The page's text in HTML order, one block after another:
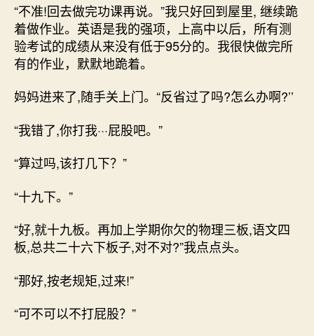
“不准!回去做完功课再说。”我只好回到屋里, 继续跪
着做作业。英语是我的强项，上高中以后，所有测
验考试的成绩从来没有低于95分的。我很快做完所
有的作业，默默地跪着。
妈妈进来了,随手关上门。“反省过了吗?怎么办啊?’’
“我错了,你打我···屁股吧。”
“算过吗,该打几下？”
“十九下。”
“好,就十九板。再加上学期你欠的物理三板,语文四
板,总共二十六下板子,对不对?”我点点头。
“那好,按老规矩,过来!”
“可不可以不打屁股？”